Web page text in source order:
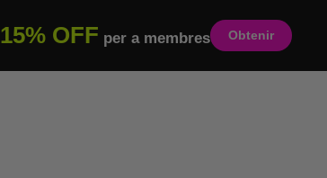
15% OFF per a membres Obtenir